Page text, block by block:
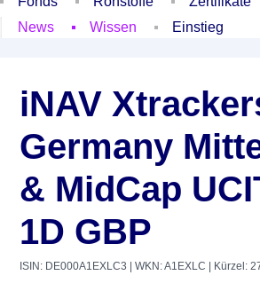
News
Wissen Einstieg
iNAV
Germany
& MidCap
1D GBP
ISIN: DE000A1EXLC3 | WKN: A1EXLC | Kürzel: